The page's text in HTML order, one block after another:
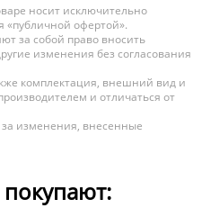
носит исключительно
«публичной офертой».
за собой право вносить
изменения без согласования
комплектация, внешний вид и
и отличаться от
за изменения, внесенные